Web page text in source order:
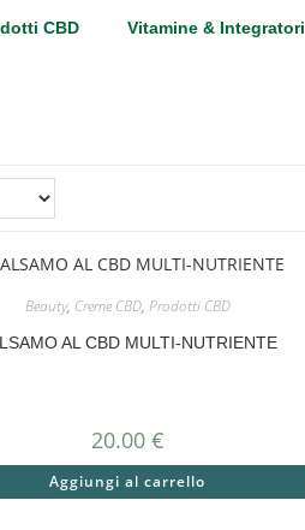
CBD Vitamine & Integratori
Beauty, Creme CBD, Prodotti CBD
AL CBD MULTI-NUTRIENTE
20.00 €
Aggiungi al carrello